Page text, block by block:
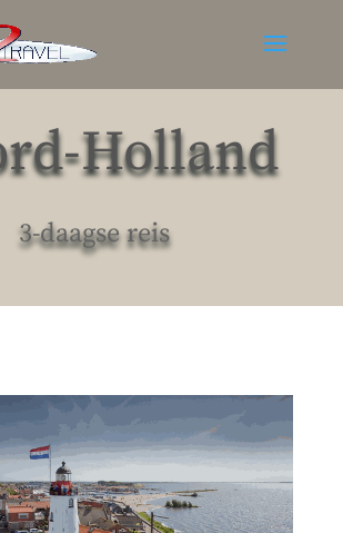
Holland
3-daagse reis